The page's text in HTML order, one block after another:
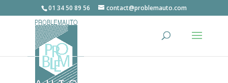
01 34 50 89 56 contact@problemauto.com